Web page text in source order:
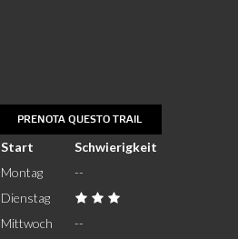
PRENOTA QUESTO TRAIL
Start
Schwierigkeit
Montag
--
Dienstag
Mittwoch
--